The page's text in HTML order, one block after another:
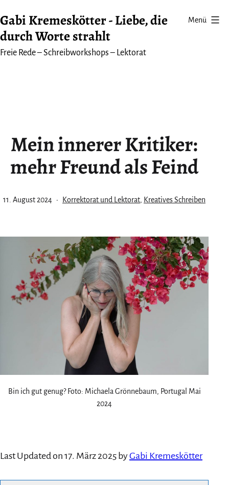
Inhalt
springen
Gabi Kremeskötter - Liebe, die
durch Worte strahlt
Freie Rede – Schreibworkshops – Lektorat
Menü
Mein innerer Kritiker:
mehr Freund als Feind
Veröffentlicht
11. August 2024
Kategorisiert
Korrektorat und Lektorat, Kreatives Schreiben
Bin ich gut genug? Foto: Michaela Grönnebaum, Portugal Mai
2024
Last Updated on 17. März 2025 byGabi Kremeskötter